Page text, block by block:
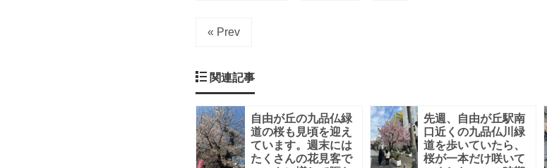
ほ
満
開
で
« Prev
関連記事
自由が丘の九品仏緑
道の桜も見頃を迎え
ています。週末には
たくさんの花見客で
先週、自由が丘駅南
口近くの九品仏川緑
道を歩いていたら、
桜が一本だけ咲いて